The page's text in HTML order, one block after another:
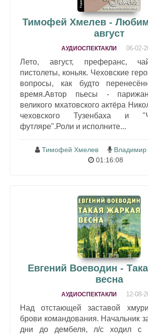
Тимофей Хмелев -
август
АУДИОСПЕКТАКЛИ 06-02-
Лето, август, преферанс,
пистолеты, коньяк. Чеховские
вопросы, как будто
время.Автор пьесы -
великого мхатовского актёра
чеховского Тузенбаха и
футляре".Роли и исполните...
Тимофей Хмелев
Владимир
01:16:08
Евгений Воеводин -
весна
АУДИОСПЕКТАКЛИ 12-08-
Над отстающей заставой
брови командования. Начальник
дни до дембеля, л/с ходил с